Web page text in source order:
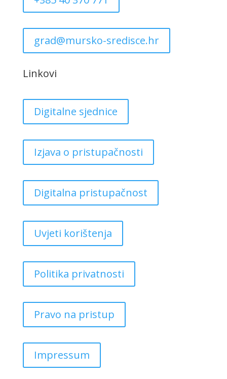
grad@mursko-sredisce.hr
Linkovi
Digitalne sjednice
Izjava o pristupačnosti
Digitalna pristupačnost
Uvjeti korištenja
Politika privatnosti
Pravo na pristup
Impressum